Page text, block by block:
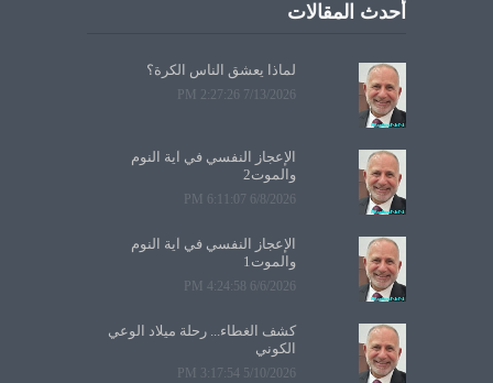
أحدث المقالات
لماذا يعشق الناس الكرة؟
7/13/2026 2:27:26 PM
الإعجاز النفسي في آية النوم
والموت2
6/8/2026 6:11:07 PM
الإعجاز النفسي في آية النوم
والموت1
6/6/2026 4:24:58 PM
كشف الغطاء... رحلة ميلاد الوعي
الكوني
5/10/2026 3:17:54 PM